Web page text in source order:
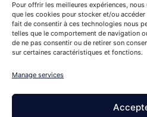
Pour offrir les meilleures expériences,
que les cookies pour stocker et/ou
fait de consentir à ces technologies nous
telles que le comportement de navigation
de ne pas consentir ou de retirer son
sur certaines caractéristiques et fonctions.
Manage services
Quel intérêt pour
Avantages et